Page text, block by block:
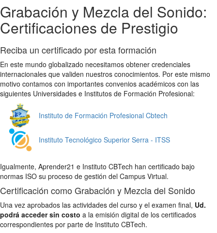
Grabación y Mezcla del Sonido:
Certificaciones de Prestigio
Reciba un certificado por esta formación
En este mundo globalizado necesitamos obtener credenciales
internacionales que validen nuestros conocimientos. Por este mismo
motivo contamos con importantes convenios académicos con las
siguientes Universidades e Institutos de Formación Profesional:
Instituto de Formación Profesional Cbtech
Instituto Tecnológico Superior Serra - ITSS
Igualmente, Aprender21 e Instituto CBTech han certificado bajo
normas ISO su proceso de gestión del Campus Virtual.
Certificación como Grabación y Mezcla del Sonido
Una vez aprobados las actividades del curso y el examen final, Ud.
podrá acceder sin costo a la emisión digital de los certificados
correspondientes por parte de Instituto CBTech.